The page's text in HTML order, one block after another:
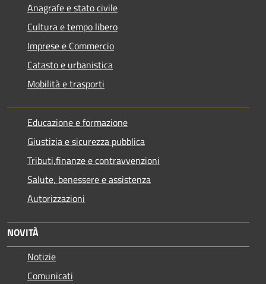
Anagrafe e stato civile
Cultura e tempo libero
Imprese e Commercio
Catasto e urbanistica
Mobilità e trasporti
Educazione e formazione
Giustizia e sicurezza pubblica
Tributi,finanze e contravvenzioni
Salute, benessere e assistenza
Autorizzazioni
NOVITÀ
Notizie
Comunicati